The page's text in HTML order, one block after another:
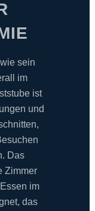
sein
im
ist
und
Das
Zimmer
im
das